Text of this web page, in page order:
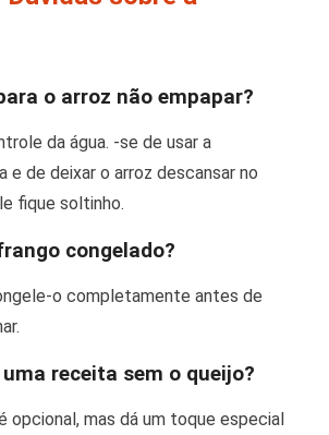
o arroz não empapar?
da água. -se de usar a
e de deixar o arroz descansar no
fique soltinho.
congelado?
o completamente antes de
receita sem o queijo?
opcional, mas dá um toque especial